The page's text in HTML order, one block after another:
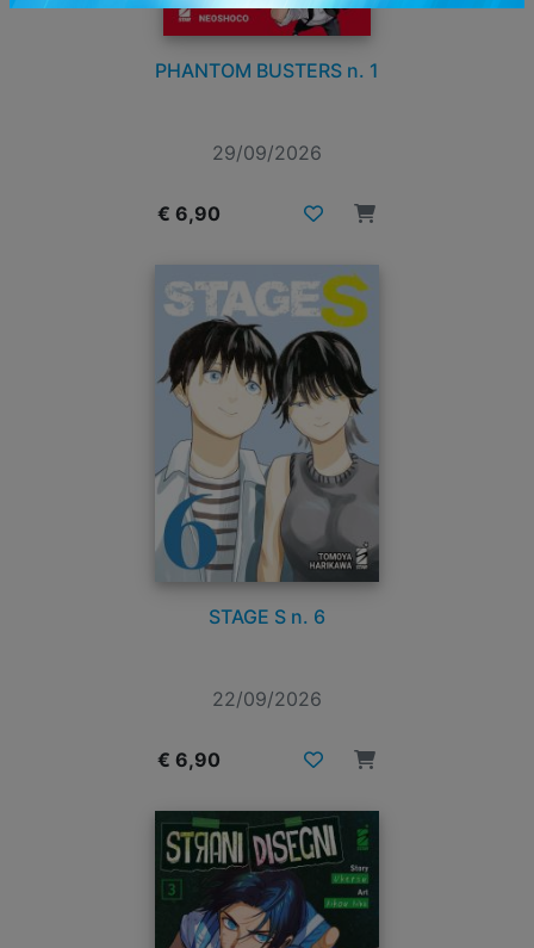
PHANTOM BUSTERS n. 1
29/09/2026
€ 6,90
STAGE S n. 6
22/09/2026
€ 6,90